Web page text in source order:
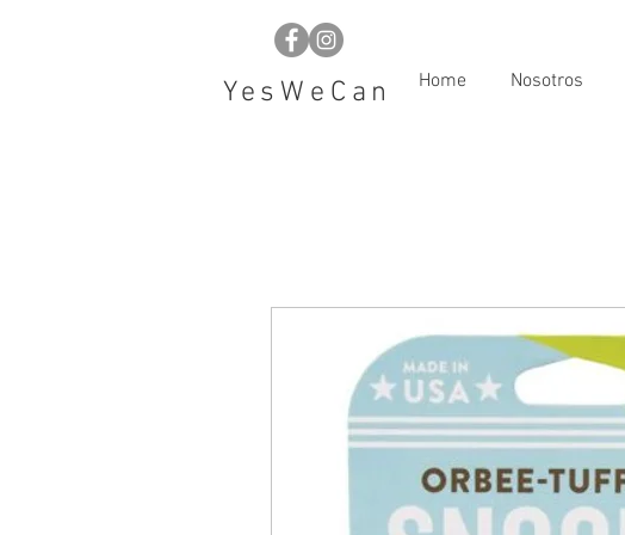
YesWeCan Home Nosotros